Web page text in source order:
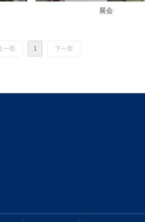
展会
上一页 1 下一页